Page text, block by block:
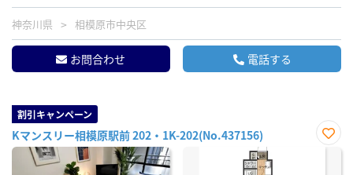
神奈川県 相模原市中央区
お問合わせ 電話する
割引キャンペーン
Kマンスリー相模原駅前 202・1K-202(No.437156)
お気